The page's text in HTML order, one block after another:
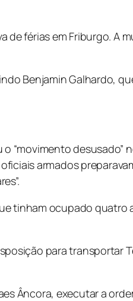
férias em Friburgo. A
Benjamin Galhardo,
“movimento desusado”
armados
tinham ocupado
para transportar
Âncora, executar a